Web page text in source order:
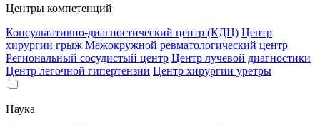
Центры компетенций
Консультативно-диагностический центр (КДЦ) Центр
хирургии грыж Межокружной ревматологический центр
Региональный сосудистый центр Центр лучевой диагностики
Центр легочной гипертензии Центр хирургии уретры
Наука